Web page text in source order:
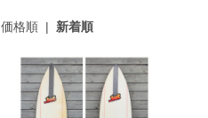
価格順| 新着順